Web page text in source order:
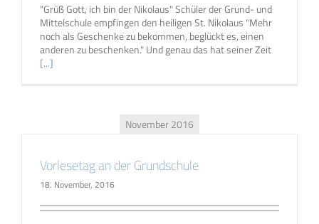
"Grüß Gott, ich bin der Nikolaus" Schüler der Grund- und
Mittelschule empfingen den heiligen St. Nikolaus "Mehr
noch als Geschenke zu bekommen, beglückt es, einen
anderen zu beschenken." Und genau das hat seiner Zeit
[...]
November 2016
Vorlesetag an der Grundschule
18. November, 2016